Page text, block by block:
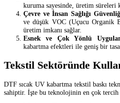
kuruma sayesinde, üretim süreleri
Çevre ve İnsan Sağlığı
ve düşük VOC (Uçucu Organik
üretim imkanı sağlar.
Esnek ve Çok Yönlü
kabartma efektleri ile geniş bir
Tekstil Sektöründe
DTF sıcak UV kabartma tekstil baskı
sahiptir. İşte bu teknolojinin en çok